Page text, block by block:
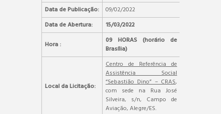
Data de Publicação:
09/02/2022
Data de Abertura:
15/03/2022
Hora :
09 HORAS (horário de
Brasília)
Local da Licitação:
Centro de Referência de
Assistência Social
“Sebastião Dino” – CRAS,
com sede na Rua José
Silveira, s/n, Campo de
Aviação, Alegre/ES.